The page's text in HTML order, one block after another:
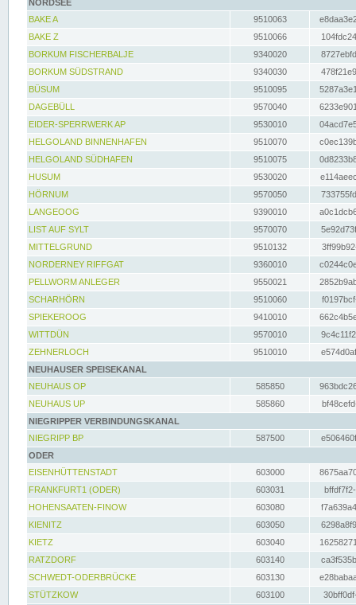
NORDSEE
BAKE A
9510063
BAKE Z
9510066
BORKUM FISCHERBALJE
9340020
BORKUM SÜDSTRAND
9340030
BÜSUM
9510095
DAGEBÜLL
9570040
EIDER-SPERRWERK AP
9530010
HELGOLAND BINNENHAFEN
9510070
HELGOLAND SÜDHAFEN
9510075
HUSUM
9530020
HÖRNUM
9570050
LANGEOOG
9390010
LIST AUF SYLT
9570070
MITTELGRUND
9510132
NORDERNEY RIFFGAT
9360010
PELLWORM ANLEGER
9550021
SCHARHÖRN
9510060
SPIEKEROOG
9410010
WITTDÜN
9570010
ZEHNERLOCH
9510010
NEUHAUSER SPEISEKANAL
NEUHAUS OP
585850
NEUHAUS UP
585860
NIEGRIPPER VERBINDUNGSKANAL
NIEGRIPP BP
587500
ODER
EISENHÜTTENSTADT
603000
FRANKFURT1 (ODER)
603031
HOHENSAATEN-FINOW
603080
KIENITZ
603050
KIETZ
603040
RATZDORF
603140
SCHWEDT-ODERBRÜCKE
603130
STÜTZKOW
603100